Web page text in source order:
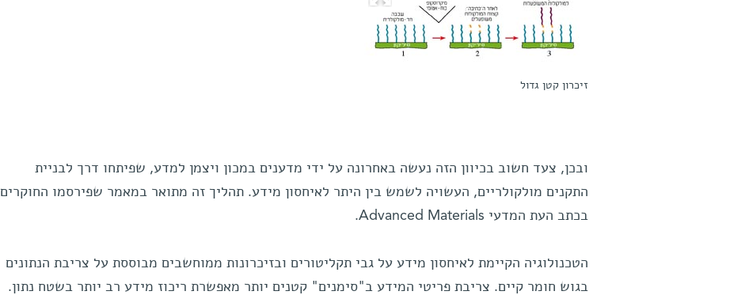
זיכרון קטן גדול
ובכן, צעד חשוב בכיוון הזה נעשה באחרונה על ידי מדענים במכון ויצמן למדע, שפיתחו דרך לבניית
התקנים מולקולריים, העשויה לשמש בין היתר לאיחסון מידע. תהליך זה מתואר במאמר שפירסמו החוקרים
בכתב העת המדעי Advanced Materials.
הטכנולוגיה הקיימת לאיחסון מידע על גבי תקליטורים ובזיכרונות ממוחשבים מבוססת על צריבת הנתונים
בגוש חומר קיים. צריבת פריטי המידע ב"סימנים" קטנים יותר מאפשרת ריכוז מידע רב יותר בשטח נתון.